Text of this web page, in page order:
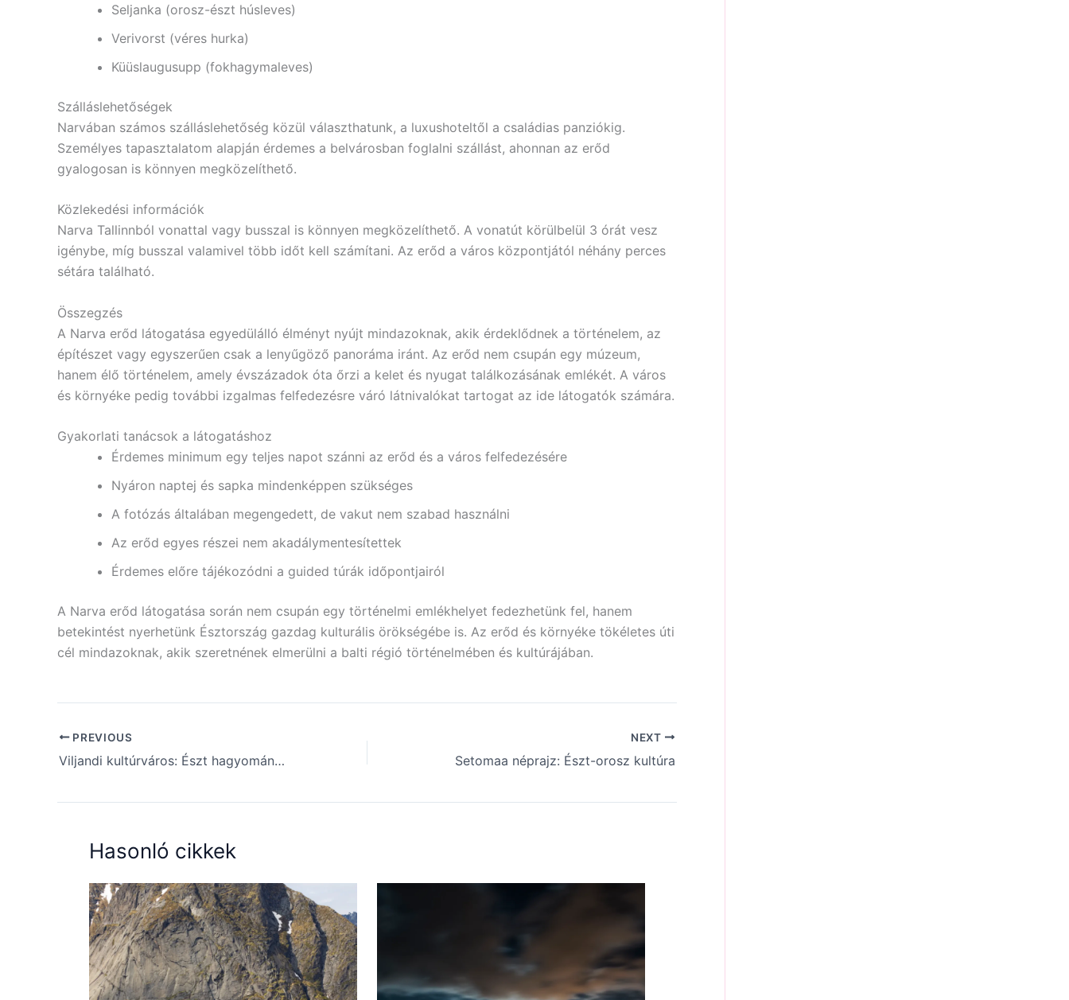
Seljanka (orosz-észt húsleves)
Verivorst (véres hurka)
Küüslaugusupp (fokhagymaleves)
Szálláslehetőségek
Narvában számos szálláslehetőség közül választhatunk, a luxushoteltől a családias panziókig.
Személyes tapasztalatom alapján érdemes a belvárosban foglalni szállást, ahonnan az erőd
gyalogosan is könnyen megközelíthető.
Közlekedési információk
Narva Tallinnból vonattal vagy busszal is könnyen megközelíthető. A vonatút körülbelül 3 órát vesz
igénybe, míg busszal valamivel több időt kell számítani. Az erőd a város központjától néhány perces
sétára található.
Összegzés
A Narva erőd látogatása egyedülálló élményt nyújt mindazoknak, akik érdeklődnek a történelem, az
építészet vagy egyszerűen csak a lenyűgöző panoráma iránt. Az erőd nem csupán egy múzeum,
hanem élő történelem, amely évszázadok óta őrzi a kelet és nyugat találkozásának emlékét. A város
és környéke pedig további izgalmas felfedezésre váró látnivalókat tartogat az ide látogatók számára.
Gyakorlati tanácsok a látogatáshoz
Érdemes minimum egy teljes napot szánni az erőd és a város felfedezésére
Nyáron naptej és sapka mindenképpen szükséges
A fotózás általában megengedett, de vakut nem szabad használni
Az erőd egyes részei nem akadálymentesítettek
Érdemes előre tájékozódni a guided túrák időpontjairól
A Narva erőd látogatása során nem csupán egy történelmi emlékhelyet fedezhetünk fel, hanem
betekintést nyerhetünk Észtország gazdag kulturális örökségébe is. Az erőd és környéke tökéletes úti
cél mindazoknak, akik szeretnének elmerülni a balti régió történelmében és kultúrájában.
PREVIOUS
Viljandi kultúrváros: Észt hagyományok
NEXT
Setomaa néprajz: Észt-orosz kultúra
Hasonló cikkek